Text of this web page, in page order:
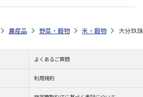
農産品 野菜・穀物 米・穀物 大分玖
よくあるご質問
利用規約